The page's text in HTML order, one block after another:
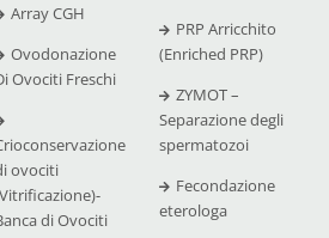
Array CGH
Ovodonazione
Ovociti Freschi
ovociti
di Ovociti
PRP Arricchito
(Enriched PRP)
ZYMOT –
Separazione degli
spermatozoi
Fecondazione
eterologa